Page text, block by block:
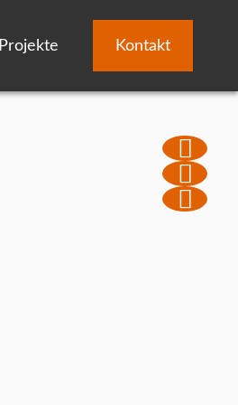
Projekte Kontakt